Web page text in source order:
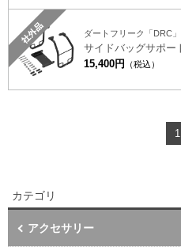
ダートフリーク「DRC」
サイドバッグサポー
15,400円
（税込）
1
カテゴリ
アクセサリー